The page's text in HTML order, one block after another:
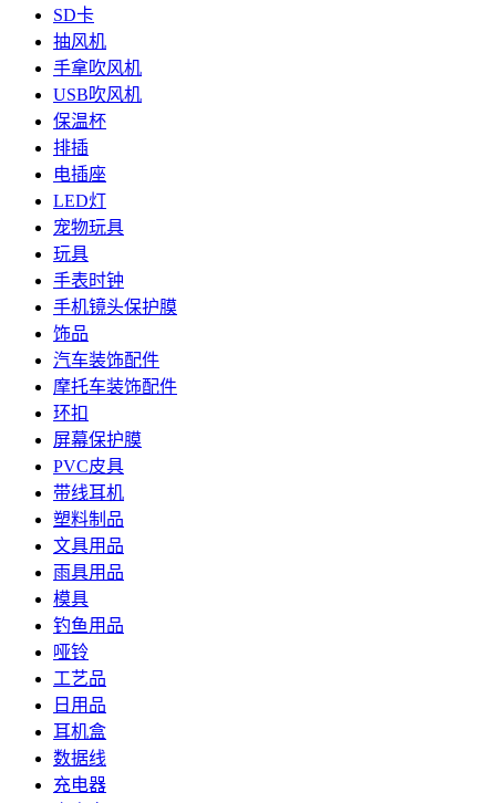
SD卡
抽风机
手拿吹风机
USB吹风机
保温杯
排插
电插座
LED灯
宠物玩具
玩具
手表时钟
手机镜头保护膜
饰品
汽车装饰配件
摩托车装饰配件
环扣
屏幕保护膜
PVC皮具
带线耳机
塑料制品
文具用品
雨具用品
模具
钓鱼用品
哑铃
工艺品
日用品
耳机盒
数据线
充电器